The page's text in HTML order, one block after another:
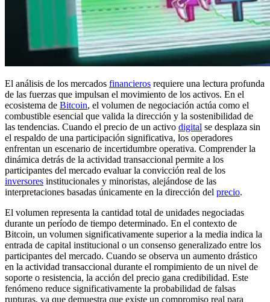
El análisis de los mercados financieros requiere una lectura profunda
de las fuerzas que impulsan el movimiento de los activos. En el
ecosistema de Bitcoin, el volumen de negociación actúa como el
combustible esencial que valida la dirección y la sostenibilidad de
las tendencias. Cuando el precio de un activo digital se desplaza sin
el respaldo de una participación significativa, los operadores
enfrentan un escenario de incertidumbre operativa. Comprender la
dinámica detrás de la actividad transaccional permite a los
participantes del mercado evaluar la convicción real de los
inversores institucionales y minoristas, alejándose de las
interpretaciones basadas únicamente en la dirección del precio.
El volumen representa la cantidad total de unidades negociadas
durante un período de tiempo determinado. En el contexto de
Bitcoin, un volumen significativamente superior a la media indica la
entrada de capital institucional o un consenso generalizado entre los
participantes del mercado. Cuando se observa un aumento drástico
en la actividad transaccional durante el rompimiento de un nivel de
soporte o resistencia, la acción del precio gana credibilidad. Este
fenómeno reduce significativamente la probabilidad de falsas
rupturas, ya que demuestra que existe un compromiso real para